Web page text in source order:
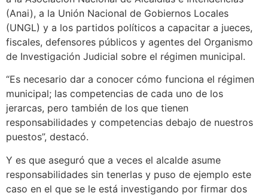
(Anai), a la Unión Nacional de Gobiernos Locales
(UNGL) y a los partidos políticos a capacitar a jueces,
fiscales, defensores públicos y agentes del Organismo
de Investigación Judicial sobre el régimen municipal.
“Es necesario dar a conocer cómo funciona el régimen
municipal; las competencias de cada uno de los
jerarcas, pero también de los que tienen
responsabilidades y competencias debajo de nuestros
puestos”, destacó.
Y es que aseguró que a veces el alcalde asume
responsabilidades sin tenerlas y puso de ejemplo este
caso en el que se le está investigando por firmar dos